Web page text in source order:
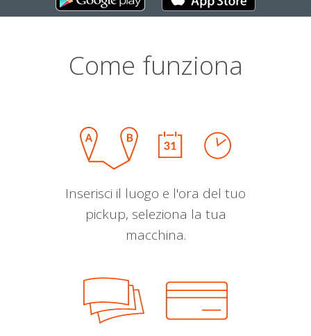
Come funziona
Inserisci il luogo e l'ora del tuo
pickup, seleziona la tua
macchina.